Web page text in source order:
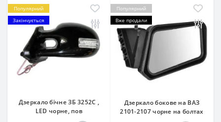
Популярний
Закінчується
Дзеркало бічне ЗБ 3252C ,
LED чорне, пов
Популярний
Вже продали
Дзеркало бокове на ВАЗ
2101-2107 чорне на болтах